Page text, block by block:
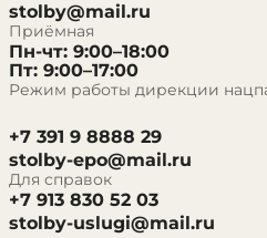
stolby@mail.ru
Приёмная
Пн-чт: 9:00–18:00
Пт: 9:00–17:00
Режим работы дирекции
+7 391 9 8888 29
stolby-epo@mail.ru
Для справок
+7 913 830 52 03
stolby-uslugi@mail.ru